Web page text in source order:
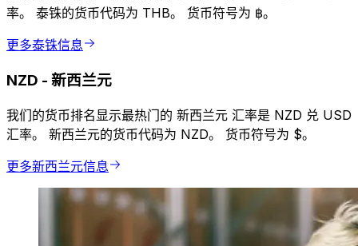
率。 泰铢的货币代码为 THB。 货币符号为 ฿。
更多泰铢信息
NZD - 新西兰元
我们的货币排名显示最热门的 新西兰元 汇率是 NZD 兑 USD
汇率。 新西兰元的货币代码为 NZD。 货币符号为 $。
更多新西兰元信息